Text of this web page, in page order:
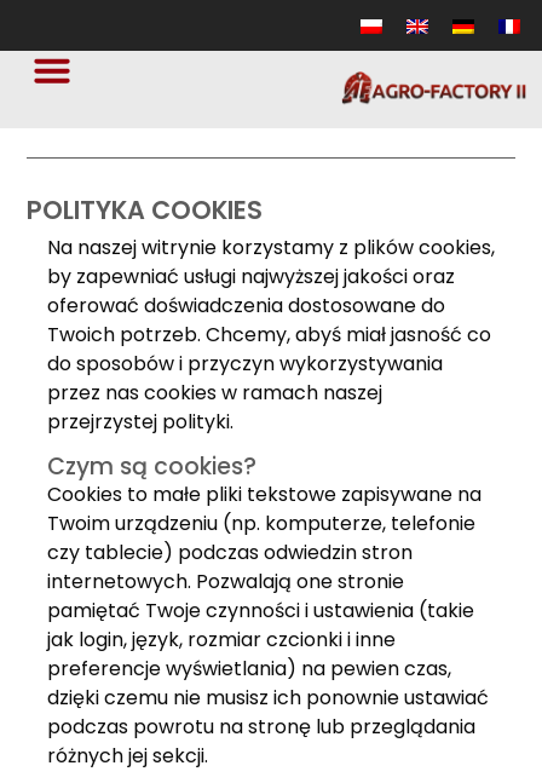
POLITYKA COOKIES
Na naszej witrynie korzystamy z plików cookies,
by zapewniać usługi najwyższej jakości oraz
oferować doświadczenia dostosowane do
Twoich potrzeb. Chcemy, abyś miał jasność co
do sposobów i przyczyn wykorzystywania
przez nas cookies w ramach naszej
przejrzystej polityki.
Czym są cookies?
Cookies to małe pliki tekstowe zapisywane na
Twoim urządzeniu (np. komputerze, telefonie
czy tablecie) podczas odwiedzin stron
internetowych. Pozwalają one stronie
pamiętać Twoje czynności i ustawienia (takie
jak login, język, rozmiar czcionki i inne
preferencje wyświetlania) na pewien czas,
dzięki czemu nie musisz ich ponownie ustawiać
podczas powrotu na stronę lub przeglądania
różnych jej sekcji.